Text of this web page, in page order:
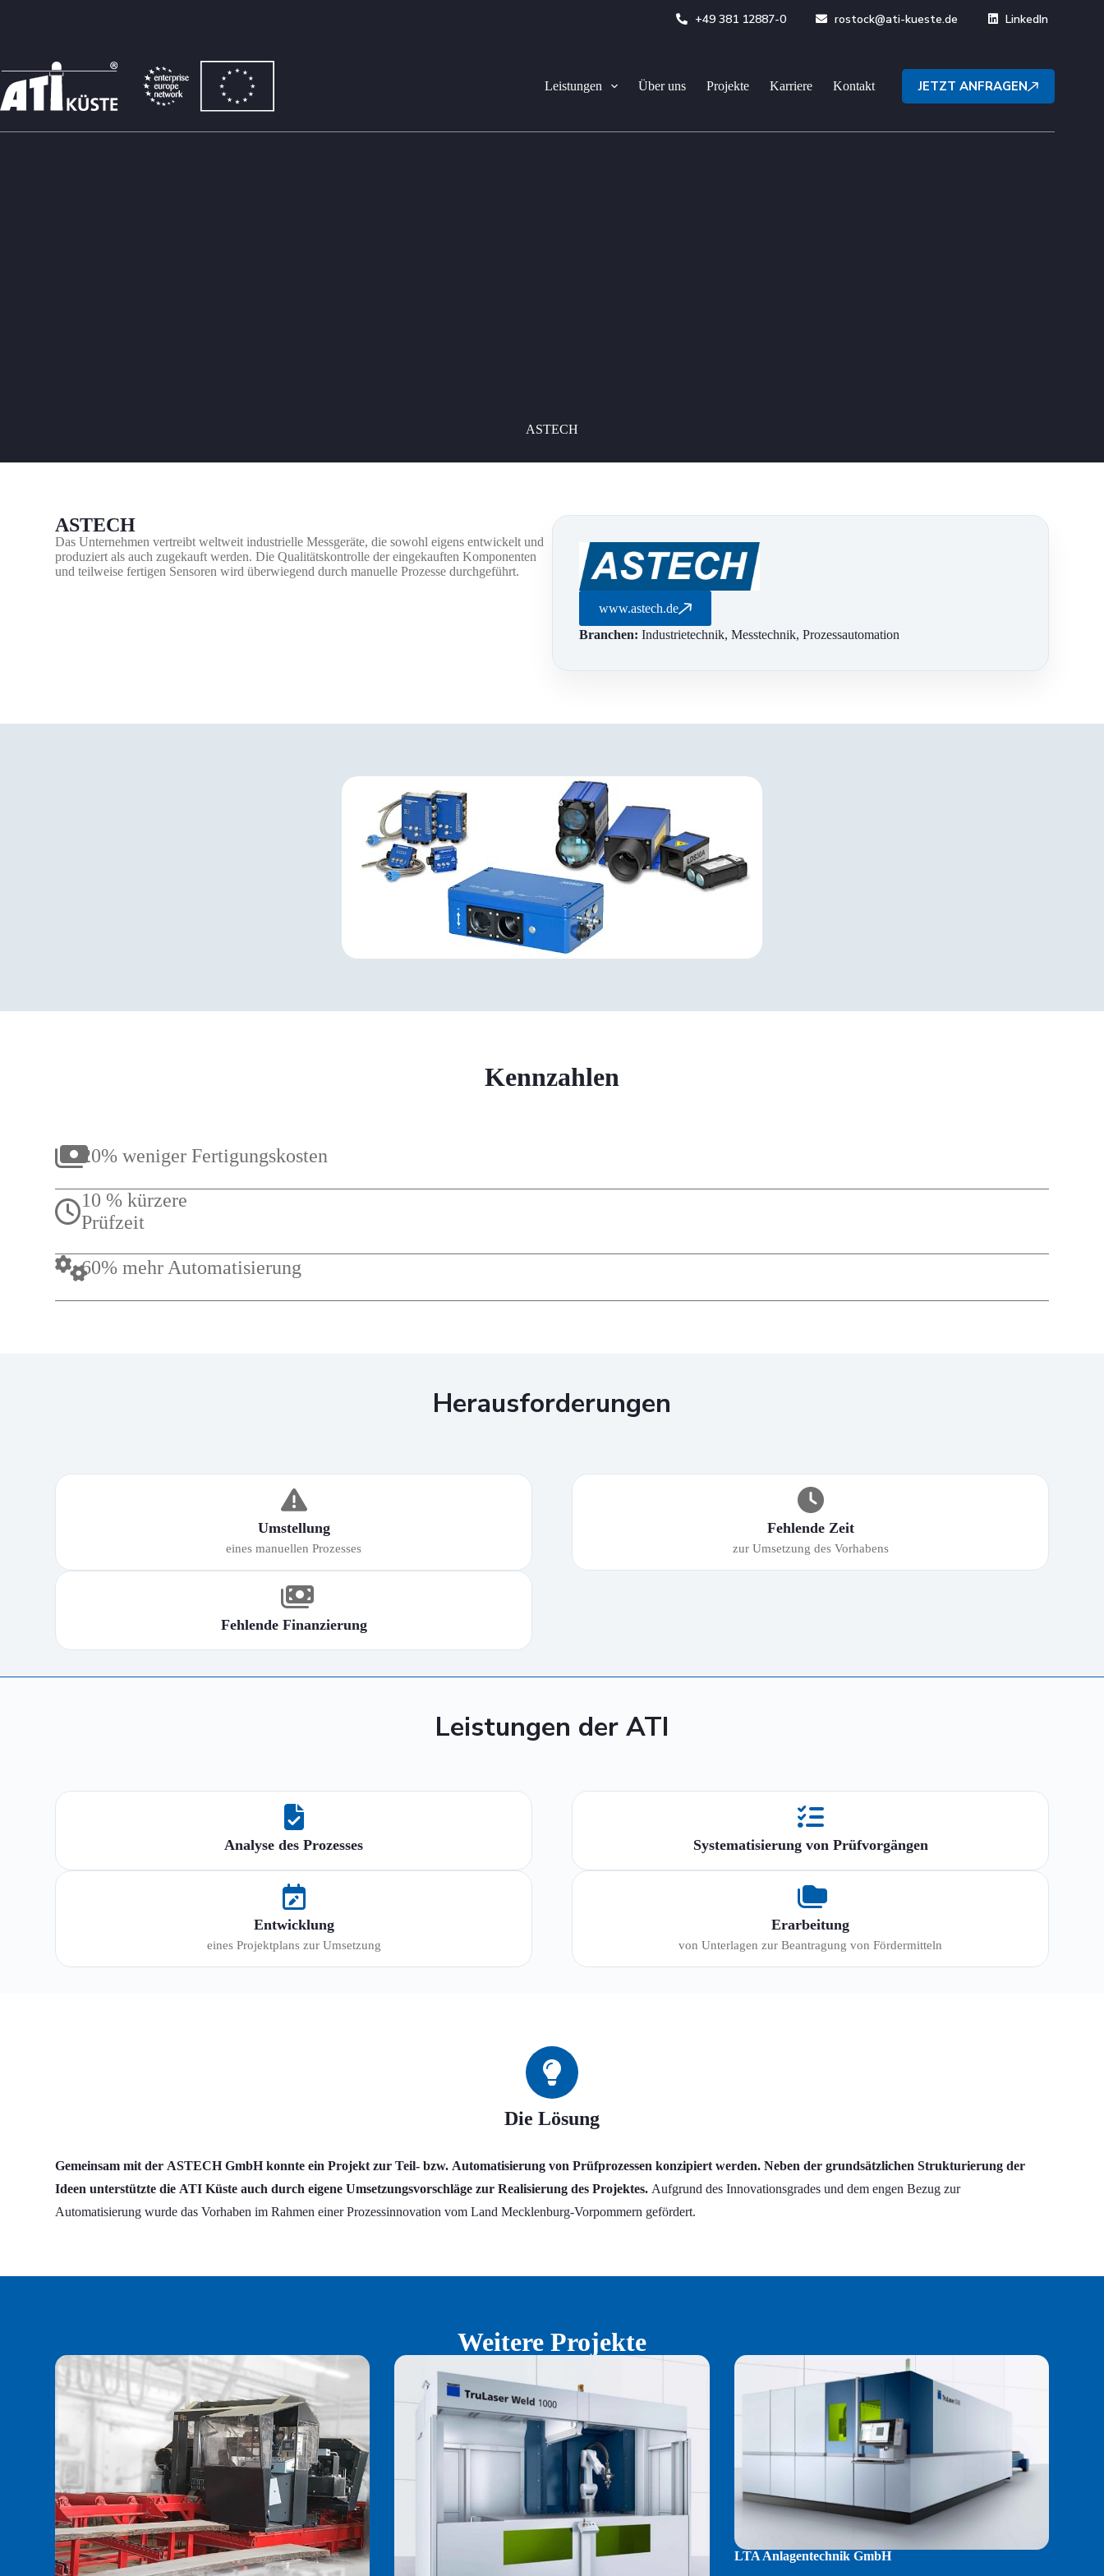
+49 381 12887-0 rostock@ati-kueste.de LinkedIn
Leistungen Über uns Projekte Karriere Kontakt JETZT ANFRAGEN
ASTECH
ASTECH
Das Unternehmen vertreibt weltweit industrielle Messgeräte, die sowohl eigens entwickelt und
produziert als auch zugekauft werden. Die Qualitätskontrolle der eingekauften Komponenten
und teilweise fertigen Sensoren wird überwiegend durch manuelle Prozesse durchgeführt.
www.astech.de
Branchen: Industrietechnik, Messtechnik, Prozessautomation
Kennzahlen
20% weniger Fertigungskosten
10 % kürzere
Prüfzeit
60% mehr Automatisierung
Herausforderungen
Umstellung
eines manuellen Prozesses
Fehlende Zeit
zur Umsetzung des Vorhabens
Fehlende Finanzierung
Leistungen der ATI
Analyse des Prozesses Systematisierung von Prüfvorgängen
Entwicklung
eines Projektplans zur Umsetzung
Erarbeitung
von Unterlagen zur Beantragung von Fördermitteln
Die Lösung
Gemeinsam mit der ASTECH GmbH konnte ein Projekt zur Teil- bzw. Automatisierung von Prüfprozessen konzipiert werden. Neben der grundsätzlichen Strukturierung der
Ideen unterstützte die ATI Küste auch durch eigene Umsetzungsvorschläge zur Realisierung des Projektes.Aufgrund des Innovationsgrades und dem engen Bezug zur
Automatisierung wurde das Vorhaben im Rahmen einer Prozessinnovation vom Land Mecklenburg-Vorpommern gefördert.
Weitere Projekte
LTA Anlagentechnik GmbH